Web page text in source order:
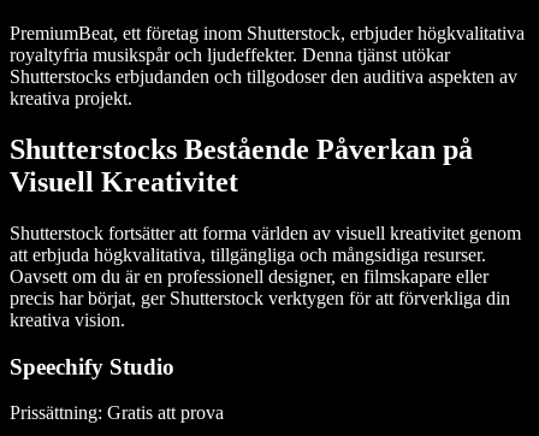
PremiumBeat, ett företag inom Shutterstock, erbjuder högkvalitativa
royaltyfria musikspår och ljudeffekter. Denna tjänst utökar
Shutterstocks erbjudanden och tillgodoser den auditiva aspekten av
kreativa projekt.
Shutterstocks Bestående Påverkan på
Visuell Kreativitet
Shutterstock fortsätter att forma världen av visuell kreativitet genom
att erbjuda högkvalitativa, tillgängliga och mångsidiga resurser.
Oavsett om du är en professionell designer, en filmskapare eller
precis har börjat, ger Shutterstock verktygen för att förverkliga din
kreativa vision.
Speechify Studio
Prissättning: Gratis att prova